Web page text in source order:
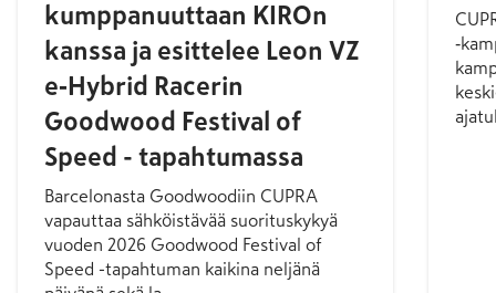
kumppanuuttaan KIROn
kanssa ja esittelee Leon VZ
e‑Hybrid Racerin
Goodwood Festival of
Speed - tapahtumassa
Barcelonasta Goodwoodiin CUPRA
vapauttaa sähköistävää suorituskykyä
vuoden 2026 Goodwood Festival of
Speed -tapahtuman kaikina neljänä